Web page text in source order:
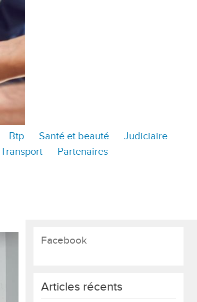
Btp Santé et beauté
Judiciaire
Transport Partenaires
Facebook
Articles récents